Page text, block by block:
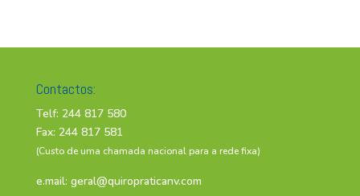
Contactos:
Telf: 244 817 580
Fax: 244 817 581
(Custo de uma chamada nacional para a rede fixa)
e.mail: geral@quiropraticanv.com